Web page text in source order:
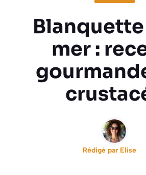
mer :
Rédigé par Elise